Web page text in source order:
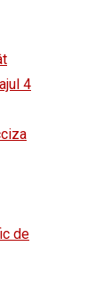
4
de